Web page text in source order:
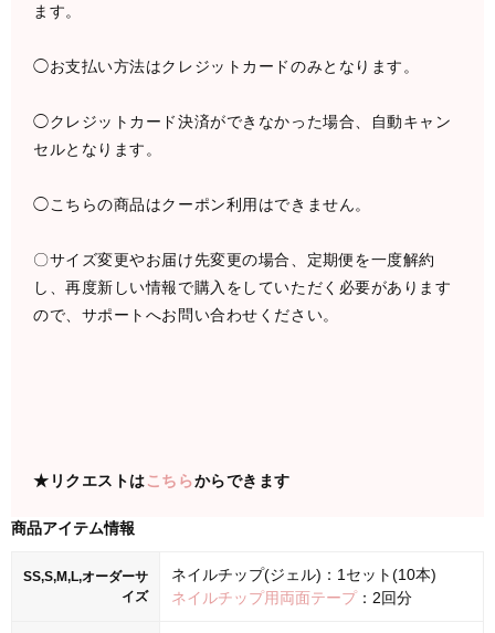
ます。
◯お支払い方法はクレジットカードのみとなります。
◯クレジットカード決済ができなかった場合、自動キャン
セルとなります。
◯こちらの商品はクーポン利用はできません。
〇サイズ変更やお届け先変更の場合、定期便を一度解約
し、再度新しい情報で購入をしていただく必要があります
ので、サポートへお問い合わせください。
★リクエストはこちらからできます
商品アイテム情報
SS,S,M,L,オーダーサ
イズ
ネイルチップ(ジェル)：1セット(10本)
ネイルチップ用両面テープ：2回分